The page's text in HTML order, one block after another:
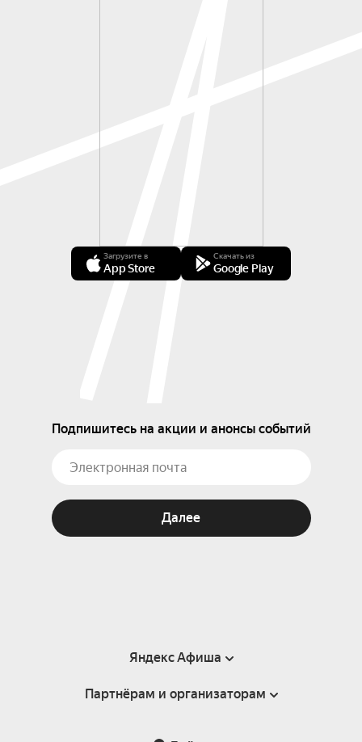
Загрузите в
App Store
Скачать из
Google Play
Подпишитесь на акции и анонсы событий
Далее
Яндекс Афиша
Справка
Партнёрам и организаторам